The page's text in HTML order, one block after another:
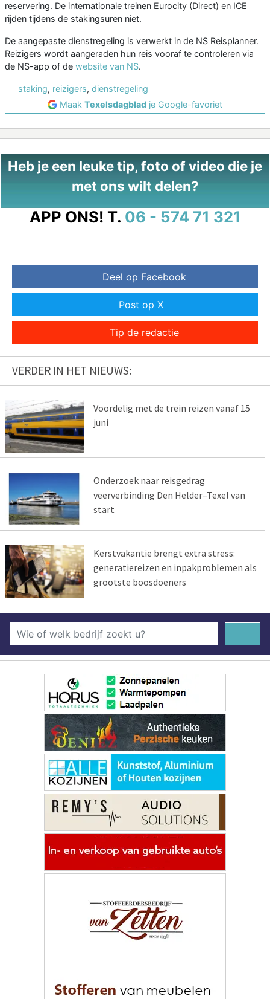
reservering. De internationale treinen Eurocity (Direct) en ICE
rijden tijdens de stakingsuren niet.
De aangepaste dienstregeling is verwerkt in de NS Reisplanner.
Reizigers wordt aangeraden hun reis vooraf te controleren via
de NS-app of de website van NS.
staking, reizigers, dienstregeling
Maak Texelsdagblad je Google-favoriet
Heb je een leuke tip, foto of video die je
met ons wilt delen?
APP ONS! T. 06 - 574 71 321
Deel op Facebook
Post op X
Tip de redactie
VERDER IN HET NIEUWS:
Voordelig met de trein reizen vanaf 15
juni
Onderzoek naar reisgedrag
veerverbinding Den Helder–Texel van
start
Kerstvakantie brengt extra stress:
generatiereizen en inpakproblemen als
grootste boosdoeners